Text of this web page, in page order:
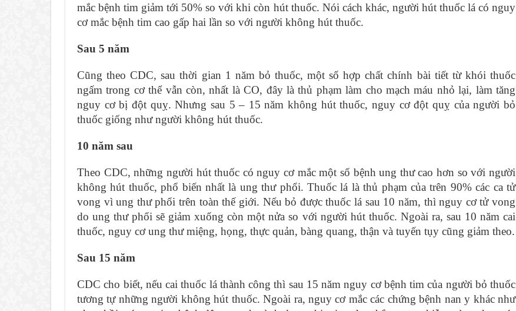
mắc bệnh tim giảm tới 50% so với khi còn hút thuốc. Nói cách khác, người hút thuốc lá có nguy
cơ mắc bệnh tim cao gấp hai lần so với người không hút thuốc.
Sau 5 năm
Cũng theo CDC, sau thời gian 1 năm bỏ thuốc, một số hợp chất chính bài tiết từ khói thuốc
ngấm trong cơ thể vẫn còn, nhất là CO, đây là thủ phạm làm cho mạch máu nhỏ lại, làm tăng
nguy cơ bị đột quỵ. Nhưng sau 5 – 15 năm không hút thuốc, nguy cơ đột quỵ của người bỏ
thuốc giống như người không hút thuốc.
10 năm sau
Theo CDC, những người hút thuốc có nguy cơ mắc một số bệnh ung thư cao hơn so với người
không hút thuốc, phổ biến nhất là ung thư phổi. Thuốc lá là thủ phạm của trên 90% các ca tử
vong vì ung thư phổi trên toàn thế giới. Nếu bỏ được thuốc lá sau 10 năm, thì nguy cơ tử vong
do ung thư phổi sẽ giảm xuống còn một nửa so với người hút thuốc. Ngoài ra, sau 10 năm cai
thuốc, nguy cơ ung thư miệng, họng, thực quản, bàng quang, thận và tuyến tụy cũng giảm theo.
Sau 15 năm
CDC cho biết, nếu cai thuốc lá thành công thì sau 15 năm nguy cơ bệnh tim của người bỏ thuốc
tương tự những người không hút thuốc. Ngoài ra, nguy cơ mắc các chứng bệnh nan y khác như